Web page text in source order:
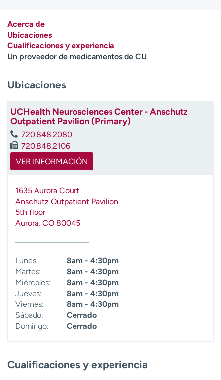
Empleados
Atención a medios de
comunicación
A
ú
d
a
m
e
Acerca de
Ubicaciones
Cualificaciones y experiencia
Un proveedor de medicamentos de CU.
Ubicaciones
UCHealth Neurosciences Center - Anschutz
Outpatient Pavilion (Primary)
720.848.2080
720.848.2106
VER INFORMACIÓN
1635 Aurora Court
Anschutz Outpatient Pavilion
5th floor
Aurora, CO 80045
Lunes:
8am - 4:30pm
Martes:
8am - 4:30pm
Miércoles:
8am - 4:30pm
Jueves:
8am - 4:30pm
Viernes:
8am - 4:30pm
Sábado:
Cerrado
Domingo:
Cerrado
Cualificaciones y experiencia